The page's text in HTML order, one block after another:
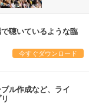
聴いているような臨
今すぐダウンロード
ル作成など、ライ